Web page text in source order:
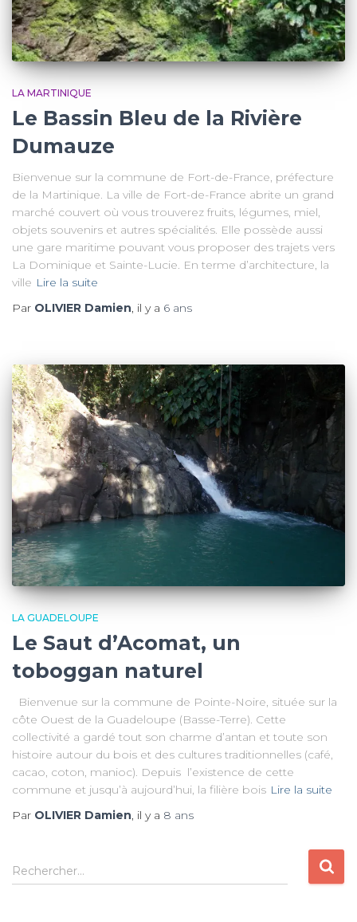
LA MARTINIQUE
Le Bassin Bleu de la Rivière
Dumauze
Bienvenue sur la commune de Fort-de-France, préfecture
de la Martinique. La ville de Fort-de-France abrite un grand
marché couvert où vous trouverez fruits, légumes, miel,
objets souvenirs et autres spécialités. Elle possède aussi
une gare maritime pouvant vous proposer des trajets vers
La Dominique et Sainte-Lucie. En terme d’architecture, la
ville Lire la suite
Par OLIVIER Damien, il y a 6 ans
LA GUADELOUPE
Le Saut d’Acomat, un
toboggan naturel
Bienvenue sur la commune de Pointe-Noire, située sur la
côte Ouest de la Guadeloupe (Basse-Terre). Cette
collectivité a gardé tout son charme d’antan et toute son
histoire autour du bois et des cultures traditionnelles (café,
cacao, coton, manioc). Depuis l’existence de cette
commune et jusqu’à aujourd’hui, la filière bois Lire la suite
Par OLIVIER Damien, il y a 8 ans
R
e
Rechercher…